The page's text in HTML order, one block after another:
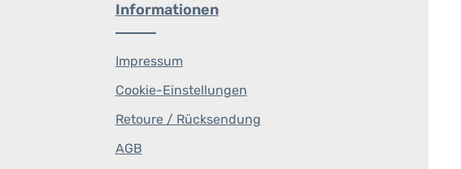
Informationen
Impressum
Cookie-Einstellungen
Retoure / Rücksendung
AGB